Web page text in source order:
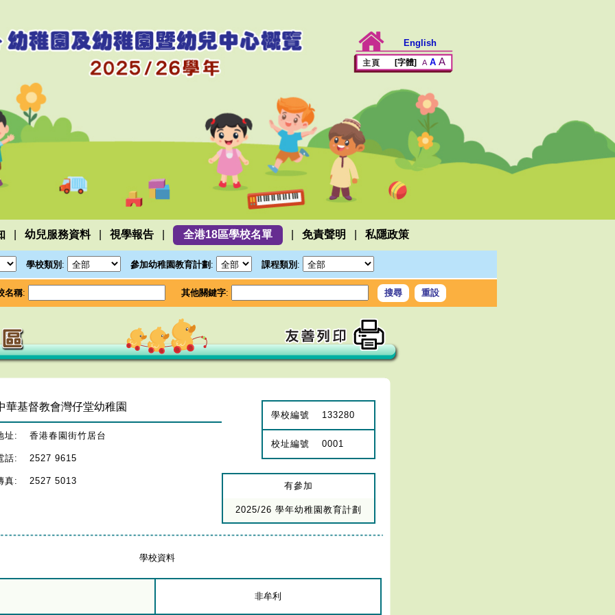
English
[字體] A A A
幼兒服務資料 視學報告 全港18區學校名單 免責聲明 私隱政策
學校類別 : 參加幼稚園教育計劃 : 課程類別 :
名稱: 其他關鍵字:
華基督教會灣仔堂幼稚園
址: 香港春園街竹居台
話: 2527 9615
真: 2527 5013
學校編號 133280
校址編號 0001
有參加
2025/26 學年幼稚園教育計劃
學校資料
非牟利